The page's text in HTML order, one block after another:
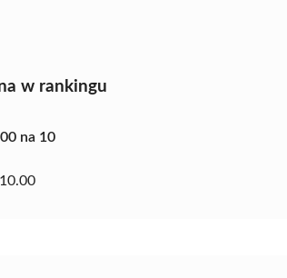
w rankingu
na 10
10.00